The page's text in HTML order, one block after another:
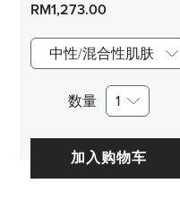
RM1,273.00
中性/混合性肌肤
数量 1
加入购物车